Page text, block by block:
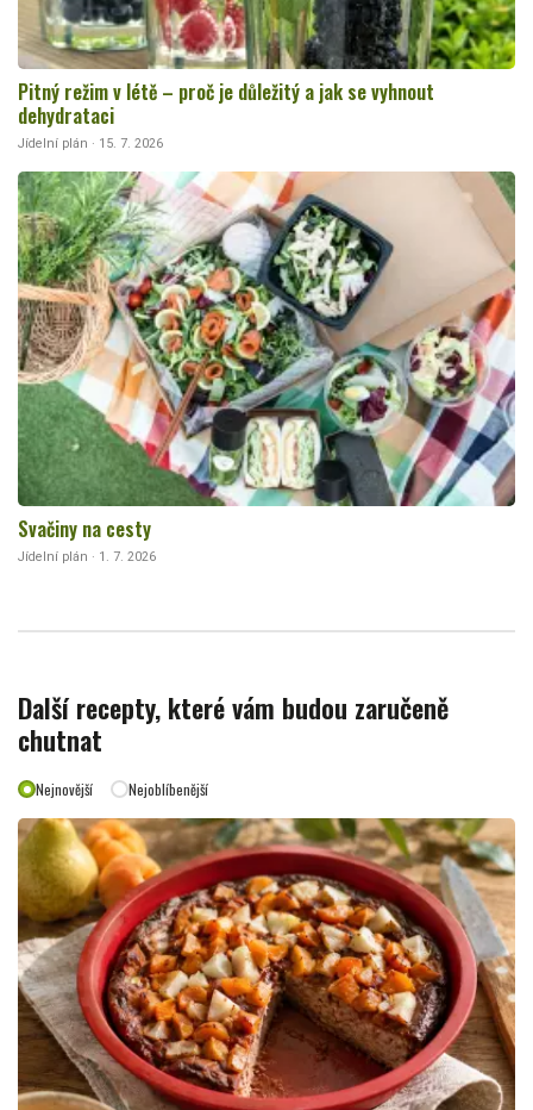
Pitný režim v létě – proč je důležitý a jak se vyhnout
dehydrataci
Jídelní plán · 15. 7. 2026
Svačiny na cesty
Jídelní plán · 1. 7. 2026
Další recepty, které vám budou zaručeně
chutnat
Nejnovější Nejoblíbenější